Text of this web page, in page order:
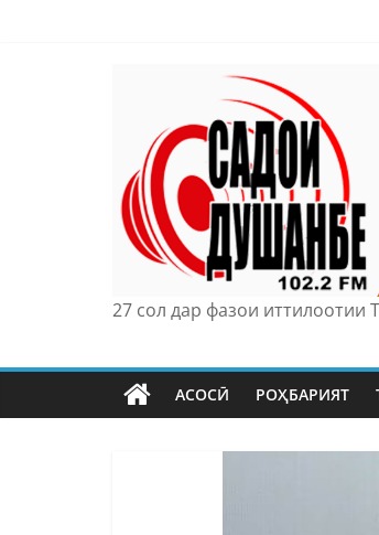
27 сол дар фазои иттилоотии
АСОСӢ РОҲБАРИЯТ